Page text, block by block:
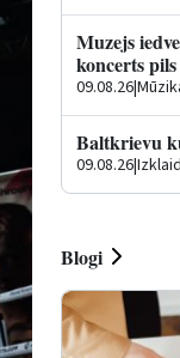
Muzejs
koncerts
09.08.26|
Baltkrievu
09.08.26|
Blogi